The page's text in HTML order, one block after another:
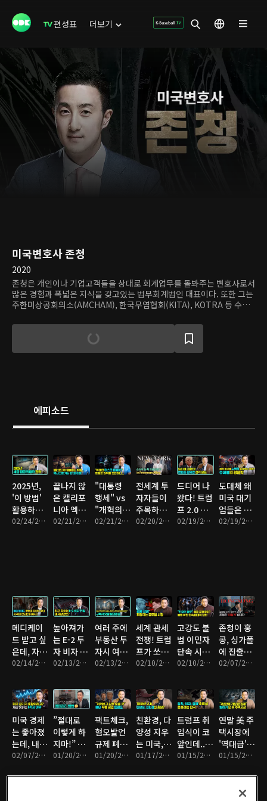
편성표 더보기
미국변호사 존청
2020
존청은 개인이나 기업고객들을 상대로 회계업무를 돌봐주는 변호사로서
많은 경험과 폭넓은 지식을 갖고있는 법무회계법인 대표이다. 또한 그는
주한미상공회의소(AMCHAM), 한국무엽협회(KITA), KOTRA 등 수많
변호사이다.
에피소드
2025년,
'이 방법'
활용하면
세금 최대
02/24/2025 • 12분
끝나지 않
은 캘리포
니아 엑소
더스... 텍
02/21/2025 • 7분
"대통령
행세" vs
"개혁의
핵심 인02/21/2025 • 9분
전세계 투
자자들이
주목하는
뉴욕
'Untitled
Hotel' /
럭셔리 콘
도
'Freeman
Residence'
02/20/2025 • 20분
드디어 나
왔다! 트럼
프 2.0 감
세방안 전
내용은?
02/19/2025 • 15분
도대체 왜
미국 대기
업들은 슈
퍼볼 광고
02/19/2025 • 8분
메디케이
드 받고 싶
은데, 자산
이 많아 자
까 걱정될
때 해결방
법 3가지
02/14/2025 • 16분
높아져가
는 E-2 투
자 비자 거
절률, 승인
반드시 확
인해야 하
는 사항 10
가지
02/13/2025 • 14분
여러 주에
부동산 투
자시 여러
법인? 법
러스트?
와이오밍
법인?
02/13/2025 • 12분
세계 관세
전쟁! 트럼
프가 쏘아
올린 공에
국제시장
02/10/2025 • 13분
고강도 불
법 이민자
단속 시작
된 미국,
붙잡혔
다... 술렁
이는 한인
사회
02/10/2025 • 5분
존청이 홍
콩, 싱가폴
에 진출한
이유 | 미
존청 브이
로그
02/07/2025 • 10분
미국 경제
는 좋아졌
는데, 내
지갑은 왜
볍죠? 체
02/07/2025 • 8분
”절대로
이렇게 하
지마!” 내
사회생활
판관리 실
01/20/2025 • 9분
팩트체크,
혐오발언
규제 폐지
한 메타,
유 회복인
01/20/2025 • 7분
친환경, 다
양성 지우
는 미국,
뒤에서 미
국?
01/17/2025 • 8분
트럼프 취
임식이 코
앞인데...
리더, 외
부재로 절
01/15/2025 • 7분
연말 美 주
택시장에
'역대급'
빙하기가
유는?
01/15/2025 • 5분